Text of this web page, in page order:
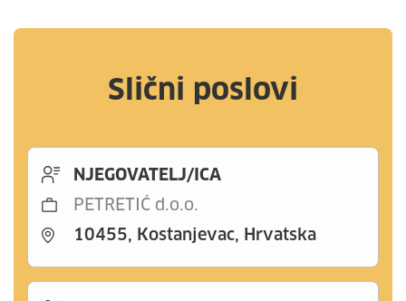
Slični poslovi
NJEGOVATELJ/ICA
PETRETIĆ d.o.o.
10455, Kostanjevac, Hrvatska